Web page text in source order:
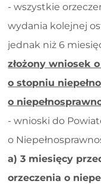
- wszystkie
wydania kolejnej
jednak niż 6
złożony wniosek
o stopniu
o
- wnioski do
o
a) 3 miesięcy
orzeczenia o